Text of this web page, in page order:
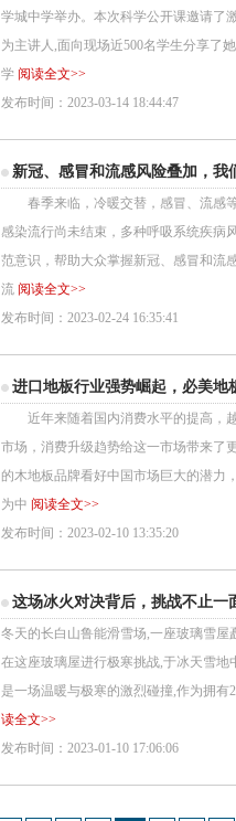
学城中学举办。本次科学公开课邀请了
为主讲人,面向现场近500名学生分享了
学 阅读全文>>
发布时间：2023-03-14 18:44:47
新冠、感冒和流感风险叠加，我
春季来临，冷暖交替，感冒、流感
感染流行尚未结束，多种呼吸系统疾病
范意识，帮助大众掌握新冠、感冒和流
流 阅读全文>>
发布时间：2023-02-24 16:35:41
进口地板行业强势崛起，必美地
近年来随着国内消费水平的提高，
市场，消费升级趋势给这一市场带来了
的木地板品牌看好中国市场巨大的潜力
为中 阅读全文>>
发布时间：2023-02-10 13:35:20
这场冰火对决背后，挑战不止一
冬天的长白山鲁能滑雪场,一座玻璃雪
在这座玻璃屋进行极寒挑战,于冰天雪地
是一场温暖与极寒的激烈碰撞,作为拥
读全文>>
发布时间：2023-01-10 17:06:06